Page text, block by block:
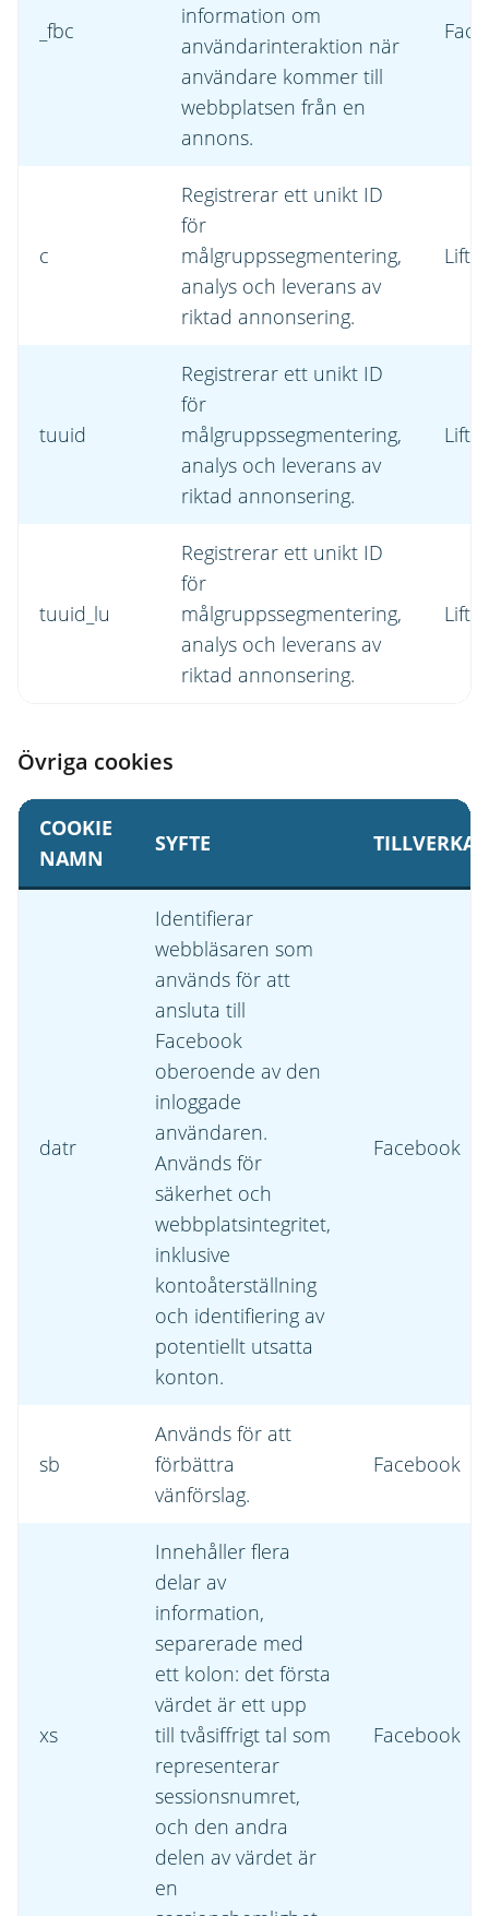
_fbc
information om
användarinteraktion när
användare kommer till
webbplatsen från en
annons.
c
Registrerar ett unikt ID
för
målgruppssegmentering,
analys och leverans av
riktad annonsering.
Lift
tuuid
Registrerar ett unikt ID
för
målgruppssegmentering,
analys och leverans av
riktad annonsering.
Lift
tuuid_lu
Registrerar ett unikt ID
för
målgruppssegmentering,
analys och leverans av
riktad annonsering.
Lift
Övriga cookies
COOKIE
NAMN
SYFTE
datr
Identifierar
webbläsaren som
används för att
ansluta till
Facebook
oberoende av den
inloggade
användaren.
Används för
säkerhet och
webbplatsintegritet,
inklusive
kontoåterställning
och identifiering av
potentiellt utsatta
konton.
Facebook
sb
Används för att
förbättra
vänförslag.
Facebook
xs
Innehåller flera
delar av
information,
separerade med
ett kolon: det första
värdet är ett upp
till tvåsiffrigt tal som
representerar
sessionsnumret,
och den andra
delen av värdet är
en
Facebook